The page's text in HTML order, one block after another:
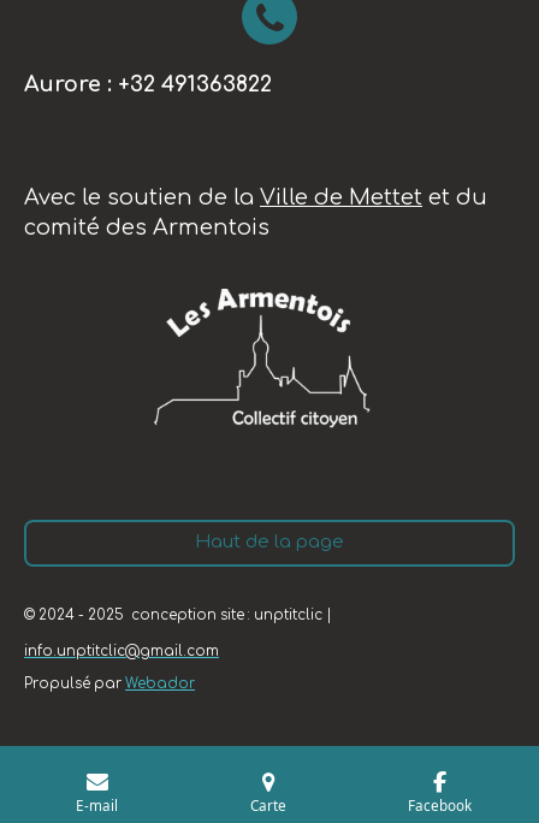
Aurore : +32 491363822
Avec le soutien de la Ville de Mettet et du
comité des Armentois
Haut de la page
© 2024 - 2025 conception site : unptitclic |
info.unptitclic@gmail.com
Propulsé par Webador
E-mail Carte Facebook